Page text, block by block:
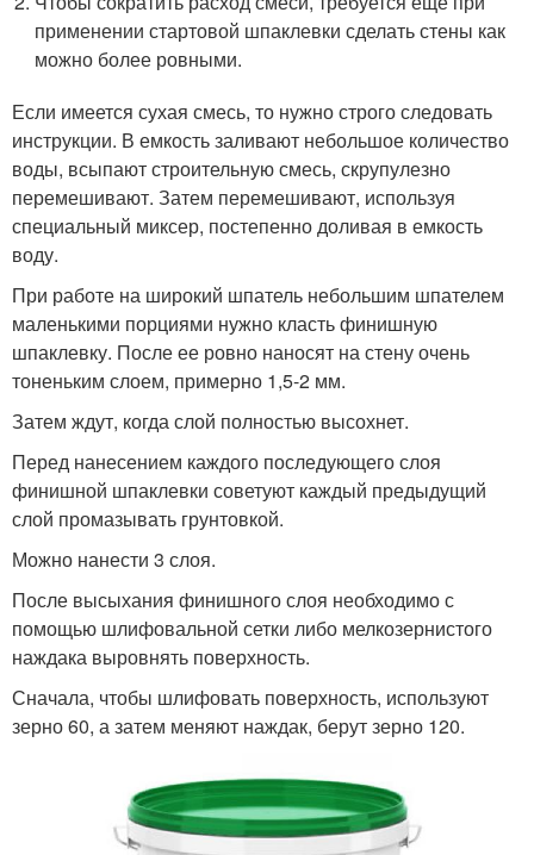
применении стартовой шпаклевки сделать стены как
можно более ровными.
Если имеется сухая смесь, то нужно строго следовать
инструкции. В емкость заливают небольшое количество
воды, всыпают строительную смесь, скрупулезно
перемешивают. Затем перемешивают, используя
специальный миксер, постепенно доливая в емкость
воду.
При работе на широкий шпатель небольшим шпателем
маленькими порциями нужно класть финишную
шпаклевку. После ее ровно наносят на стену очень
тоненьким слоем, примерно 1,5-2 мм.
Затем ждут, когда слой полностью высохнет.
Перед нанесением каждого последующего слоя
финишной шпаклевки советуют каждый предыдущий
слой промазывать грунтовкой.
Можно нанести 3 слоя.
После высыхания финишного слоя необходимо с
помощью шлифовальной сетки либо мелкозернистого
наждака выровнять поверхность.
Сначала, чтобы шлифовать поверхность, используют
зерно 60, а затем меняют наждак, берут зерно 120.